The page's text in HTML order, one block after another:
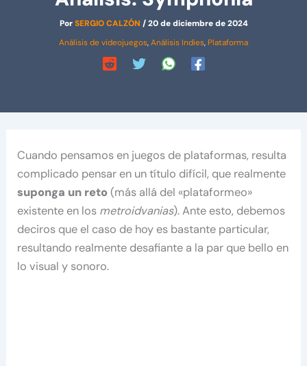
PorSERGIO CALZÓN /20 de diciembre de 2024
Análisis de videojuegos,Análisis Indies, Plataforma
Cuando pensamos en juegos de plataformas, resulta
complicado pensar en un título difícil, que realmente
suponga un reto(más allá del «plataformeo»
existente en los metroidvanias). Ante esto, debemos
deciros que el caso de hoy es bastante particular,
resultando realmente desafiante a la par que bello en
lo visual y sonoro.